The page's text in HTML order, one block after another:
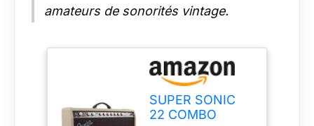
amateurs de sonorités vintage.
SUPER SONIC
22 COMBO